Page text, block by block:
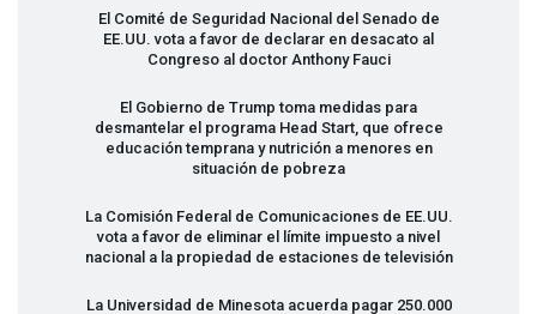
El Comité de Seguridad Nacional del Senado de
EE.UU. vota a favor de declarar en desacato al
Congreso al doctor Anthony Fauci
El Gobierno de Trump toma medidas para
desmantelar el programa Head Start, que ofrece
educación temprana y nutrición a menores en
situación de pobreza
La Comisión Federal de Comunicaciones de EE.UU.
vota a favor de eliminar el límite impuesto a nivel
nacional a la propiedad de estaciones de televisión
La Universidad de Minesota acuerda pagar 250.000